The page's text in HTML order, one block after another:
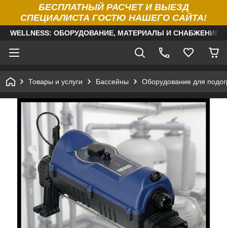
БЕСПЛАТНЫЙ РАСЧЕТ И ВЫЕЗД
СПЕЦИАЛИСТА ГОСТЮ НАШЕГО САЙТА!
WELLNESS: ОБОРУДОВАНИЕ, МАТЕРИАЛЫ И
Товары и услуги Бассейны Оборудование для